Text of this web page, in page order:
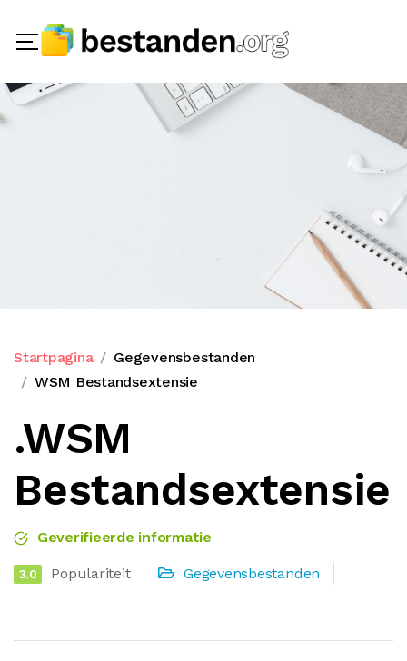
Startpagina
Gegevensbestanden
WSM Bestandsextensie
.WSM
Bestandsextensie
Geverifieerde informatie
3.0 Populariteit Gegevensbestanden